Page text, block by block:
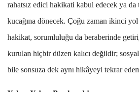
rahatsız edici hakikati kabul edecek ya da
kucağına dönecek. Çoğu zaman ikinci
hakikat, sorumluluğu da beraberinde
kurulan hiçbir düzen kalıcı değildir;
bile sonsuza dek aynı hikâyeyi tekrar